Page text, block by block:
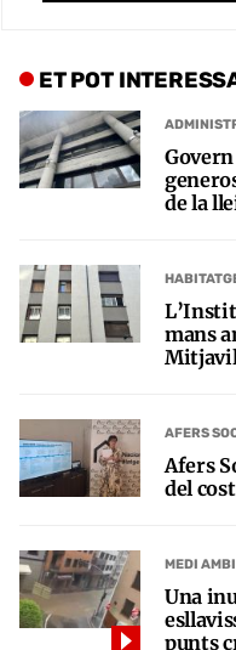
ET POT
de la
mans
AFERS
Afers
del
MEDI
Una
punts